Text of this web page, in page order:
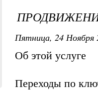
Пятница, 24 Ноября
Об этой услуге
Переходы по